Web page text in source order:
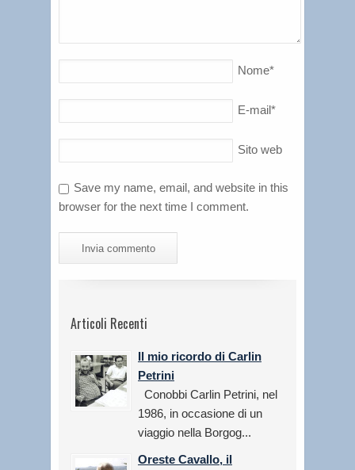
Nome*
E-mail*
Sito web
Save my name, email, and website in this
browser for the next time I comment.
Articoli Recenti
Il mio ricordo di Carlin
Petrini
Conobbi Carlin Petrini, nel
1986, in occasione di un
viaggio nella Borgog...
Oreste Cavallo, il